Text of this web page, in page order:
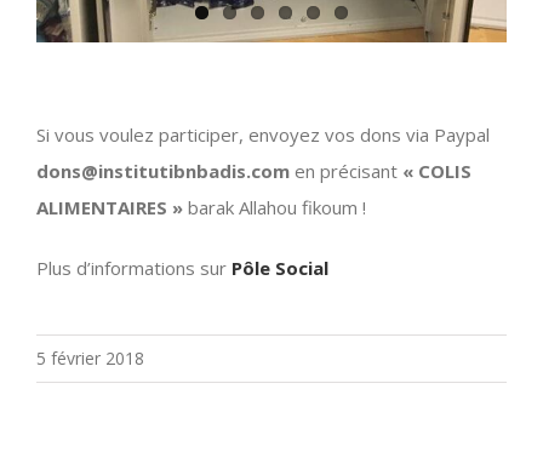
Si vous voulez participer, envoyez vos dons via Paypal
dons@institutibnbadis.com en précisant « COLIS
ALIMENTAIRES » barak Allahou fikoum !
Plus d’informations sur Pôle Social
5 février 2018